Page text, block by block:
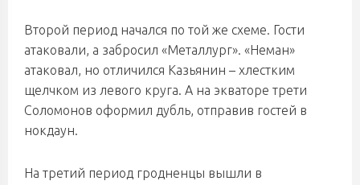
Второй период начался по той же схеме. Гости
атаковали, а забросил «Металлург». «Неман»
атаковал, но отличился Казьянин – хлестким
щелчком из левого круга. А на экваторе трети
Соломонов оформил дубль, отправив гостей в
нокдаун.
На третий период гродненцы вышли в